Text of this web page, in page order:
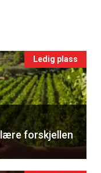
Ledig plass
forskjellen